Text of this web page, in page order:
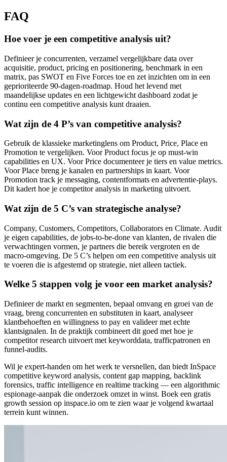
FAQ
Hoe voer je een competitive analysis uit?
Definieer je concurrenten, verzamel vergelijkbare data over
acquisitie, product, pricing en positionering, benchmark in een
matrix, pas SWOT en Five Forces toe en zet inzichten om in een
geprioriteerde 90-dagen-roadmap. Houd het levend met
maandelijkse updates en een lichtgewicht dashboard zodat je
continu een competitive analysis kunt draaien.
Wat zijn de 4 P’s van competitive analysis?
Gebruik de klassieke marketinglens om Product, Price, Place en
Promotion te vergelijken. Voor Product focus je op must-win
capabilities en UX. Voor Price documenteer je tiers en value metrics.
Voor Place breng je kanalen en partnerships in kaart. Voor
Promotion track je messaging, contentformats en advertentie-plays.
Dit kadert hoe je competitor analysis in marketing uitvoert.
Wat zijn de 5 C’s van strategische analyse?
Company, Customers, Competitors, Collaborators en Climate. Audit
je eigen capabilities, de jobs-to-be-done van klanten, de rivalen die
verwachtingen vormen, je partners die bereik vergroten en de
macro-omgeving. De 5 C’s helpen om een competitive analysis uit
te voeren die is afgestemd op strategie, niet alleen tactiek.
Welke 5 stappen volg je voor een market analysis?
Definieer de markt en segmenten, bepaal omvang en groei van de
vraag, breng concurrenten en substituten in kaart, analyseer
klantbehoeften en willingness to pay en valideer met echte
klantsignalen. In de praktijk combineert dit goed met hoe je
competitor research uitvoert met keyworddata, trafficpatronen en
funnel-audits.
Wil je expert-handen om het werk te versnellen, dan biedt InSpace
competitive keyword analysis, content gap mapping, backlink
forensics, traffic intelligence en realtime tracking — een algorithmic
espionage-aanpak die onderzoek omzet in winst. Boek een gratis
growth session op inspace.io om te zien waar je volgend kwartaal
terrein kunt winnen.